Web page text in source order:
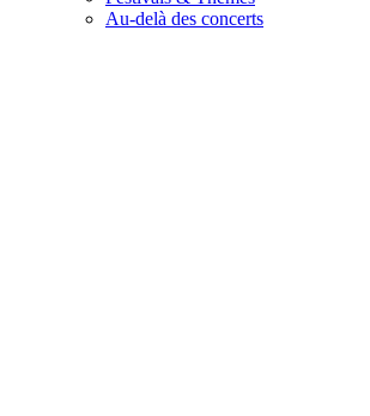
Au-delà des concerts